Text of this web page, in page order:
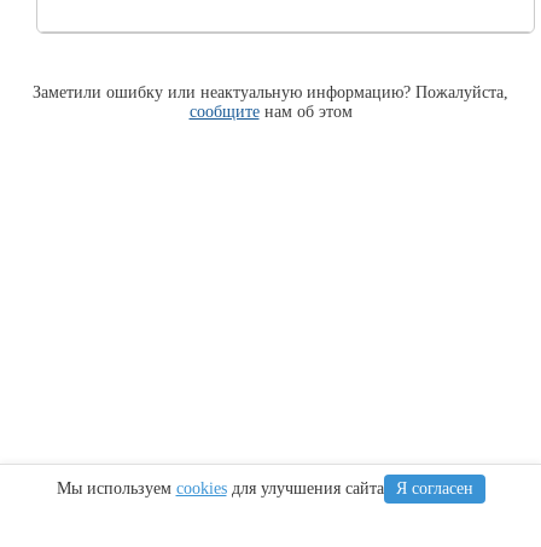
Заметили ошибку или неактуальную информацию? Пожалуйста,
сообщитенам об этом
ИнформацияСочи Крым Регионы
Мы используем cookiesдля улучшения сайта Я согласен